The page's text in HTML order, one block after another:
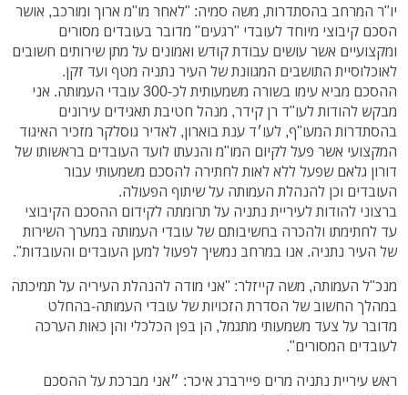
יו"ר המרחב בהסתדרות, משה סמיה: "לאחר מו"מ ארוך ומורכב, אושר
הסכם קיבוצי מיוחד לעובדי "רגעים" מדובר בעובדים מסורים
ומקצועיים אשר עושים עבודת קודש ואמונים על מתן שירותים חשובים
לאוכלוסיית התושבים המגוונת של העיר נתניה מטף ועד זקן.
ההסכם מביא עימו בשורה משמעותית לכ-300 עובדי העמותה. אני
מבקש להודות לעו"ד רן קידר, מנהל חטיבת תאגידים עירונים
בהסתדרות המעו"ף, לעו׳ד ענת בוארון, לאדיר גוסלקר מזכיר האיגוד
המקצועי אשר פעל לקיום המו"מ והנעתו לועד העובדים בראשותו של
דורון גלאם שפעל ללא לאות לחתירה להסכם משמעותי עבור
העובדים וכן להנהלת העמותה על שיתוף הפעולה.
ברצוני להודות לעיריית נתניה על תרומתה לקידום ההסכם הקיבוצי
עד לחתימתו ולהכרה בחשיבותם של עובדי העמותה במערך השירות
של העיר נתניה. אנו במרחב נמשיך לפעול למען העובדים והעובדות".
מנכ"ל העמותה, משה קייזלר: "אני מודה להנהלת העיריה על תמיכתה
במהלך החשוב של הסדרת הזכויות של עובדי העמותה-בהחלט
מדובר על צעד משמעותי מתגמל, הן בפן הכלכלי והן כאות הערכה
לעובדים המסורים".
ראש עיריית נתניה מרים פיירברג איכר: ״אני מברכת על ההסכם